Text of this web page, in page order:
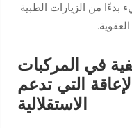
من الزيارات الطبية
في المركبات
التي تدعم
الاستقلالية